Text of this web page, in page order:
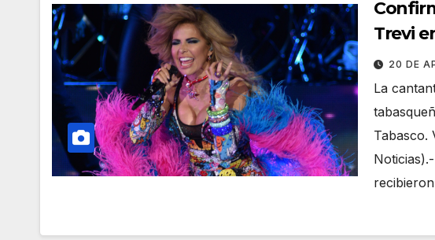
Trevi
20 DE
La
Tabasco.